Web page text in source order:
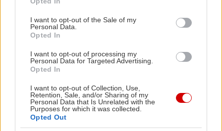
use your data for below specified purposes in below Google
consent section.
I want to opt-out of the Sale of my
Personal Data.
Opted In
I want to opt-out of processing my
Personal Data for Targeted Advertising.
Opted In
I want to opt-out of Collection, Use,
Retention, Sale, and/or Sharing of my
Personal Data that Is Unrelated with the
Purposes for which it was collected.
Opted Out
πασπαλισμένες με ψιλοκομμένο μαϊντανό, τις
οποίες περιχύνουμε με τη σάλτσα βουτύρου,
επίσης.